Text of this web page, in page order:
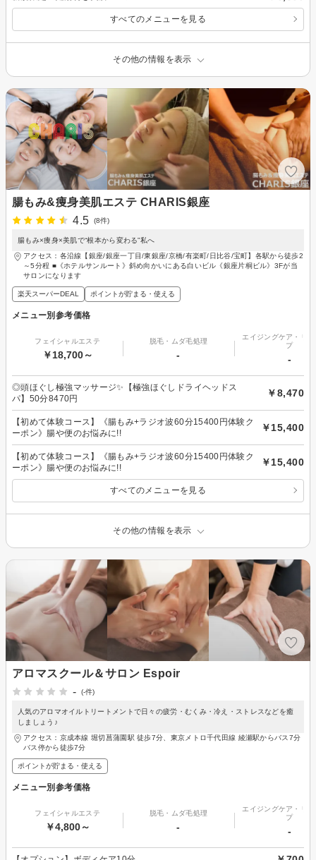
すべてのメニューを見る
その他の情報を表示
腸もみ&痩身美肌エステ CHARIS銀座
4.5
(8件)
腸もみ×痩身×美肌で“根本から変わる”私へ
アクセス：各沿線【銀座/銀座一丁目/東銀座/京橋/有楽町/日比谷/宝町】各駅から徒歩2
～5分程 ■《ホテルサンルート》斜め向かいにある白いビル《銀座片桐ビル》3Fが当
サロンになります
楽天スーパーDEAL ポイントが貯まる・使える
メニュー別参考価格
フェイシャルエステ
￥18,700～
脱毛・ムダ毛処理
-
エイジングケア・リ
プ
-
◎頭ほぐし極強マッサージ✨【極強ほぐしドライヘッドス
パ】50分8470円
￥8,470
【初めて体験コース】《腸もみ+ラジオ波60分15400円体験ク
ーポン》腸や便のお悩みに!!
￥15,400
【初めて体験コース】《腸もみ+ラジオ波60分15400円体験ク
ーポン》腸や便のお悩みに!!
￥15,400
すべてのメニューを見る
その他の情報を表示
アロマスクール＆サロン Espoir
-
(-件)
人気のアロマオイルトリートメントで日々の疲労・むくみ・冷え・ストレスなどを癒
しましょう♪
アクセス：京成本線 堀切菖蒲園駅 徒歩7分、東京メトロ千代田線 綾瀬駅からバス7分
バス停から徒歩7分
ポイントが貯まる・使える
メニュー別参考価格
フェイシャルエステ
￥4,800～
脱毛・ムダ毛処理
-
エイジングケア・リ
プ
-